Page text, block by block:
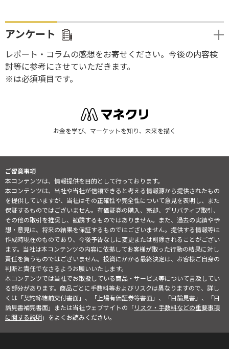
アンケート
レポート・コラムの感想をお寄せください。今後の内容検
討等に参考にさせていただきます。
※は必須項目です。
お金を学び、マーケットを知り、未来を描く
ご留意事項
本コンテンツは、情報提供を目的として行っております。
本コンテンツは、当社や当社が信頼できると考える情報源から提供されたもの
を提供していますが、当社はその正確性や完全性について意見を表明し、また
保証するものではございません。有価証券の購入、売却、デリバティブ取引、
その他の取引を推奨し、勧誘するものではありません。また、過去の実績や予
想・意見は、将来の結果を保証するものではございません。提供する情報等は
作成時現在のものであり、今後予告なしに変更または削除されることがござい
ます。当社は本コンテンツの内容に依拠してお客様が取った行動の結果に対し
責任を負うものではございません。投資にかかる最終決定は、お客様ご自身の
判断と責任でなさるようお願いいたします。
本コンテンツでは当社でお取扱している商品・サービス等について言及してい
る部分があります。商品ごとに手数料等およびリスクは異なりますので、詳し
くは「契約締結前交付書面」、「上場有価証券等書面」、「目論見書」、「目
論見書補完書面」または当社ウェブサイトの「リスク・手数料などの重要事項
に関する説明」をよくお読みください。